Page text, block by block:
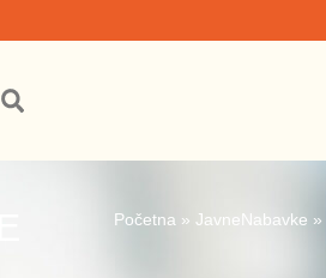
Početna» JavneNabavke »